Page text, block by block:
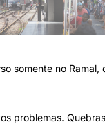
somente no
problemas.